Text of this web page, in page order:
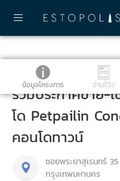
ข้อมูลโครงการ อ่านรีวิว
รวมประกาศขาย-
โด Petpailin
คอนโดทาวน์
ซอยพระยาสุเรนทร์
กรุงเทพมหานคร